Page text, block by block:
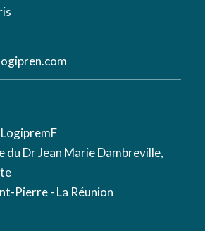
LogipremF
du Dr Jean Marie Dambreville,
Pierre - La Réunion